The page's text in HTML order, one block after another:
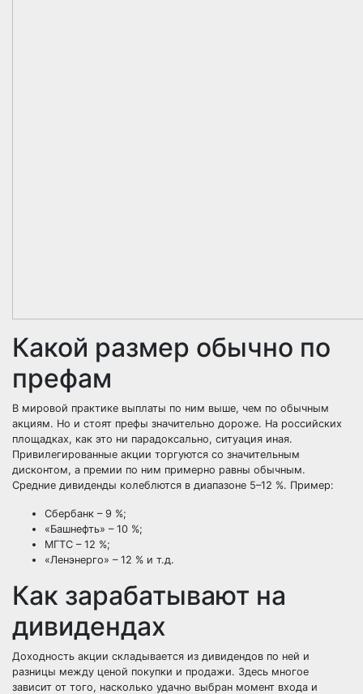
Какой размер обычно по
префам
В мировой практике выплаты по ним выше, чем по обычным
акциям. Но и стоят префы значительно дороже. На российских
площадках, как это ни парадоксально, ситуация иная.
Привилегированные акции торгуются со значительным
дисконтом, а премии по ним примерно равны обычным.
Средние дивиденды колеблются в диапазоне 5–12 %. Пример:
Сбербанк – 9 %;
«Башнефть» – 10 %;
МГТС – 12 %;
«Ленэнерго» – 12 % и т.д.
Как зарабатывают на
дивидендах
Доходность акции складывается из дивидендов по ней и
разницы между ценой покупки и продажи. Здесь многое
зависит от того, насколько удачно выбран момент входа и